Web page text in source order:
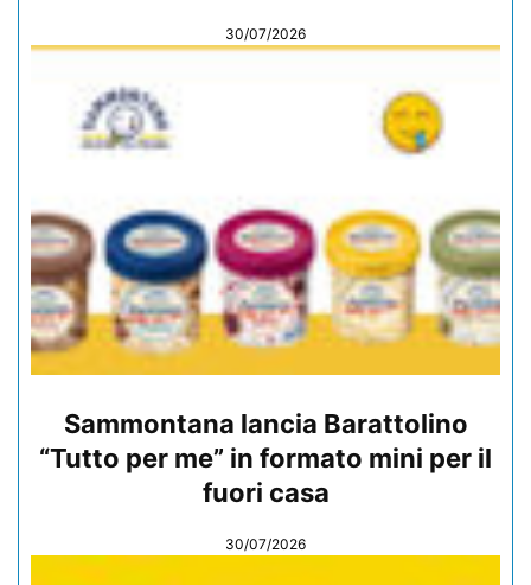
30/07/2026
Sammontana lancia Barattolino
“Tutto per me” in formato mini per il
fuori casa
30/07/2026